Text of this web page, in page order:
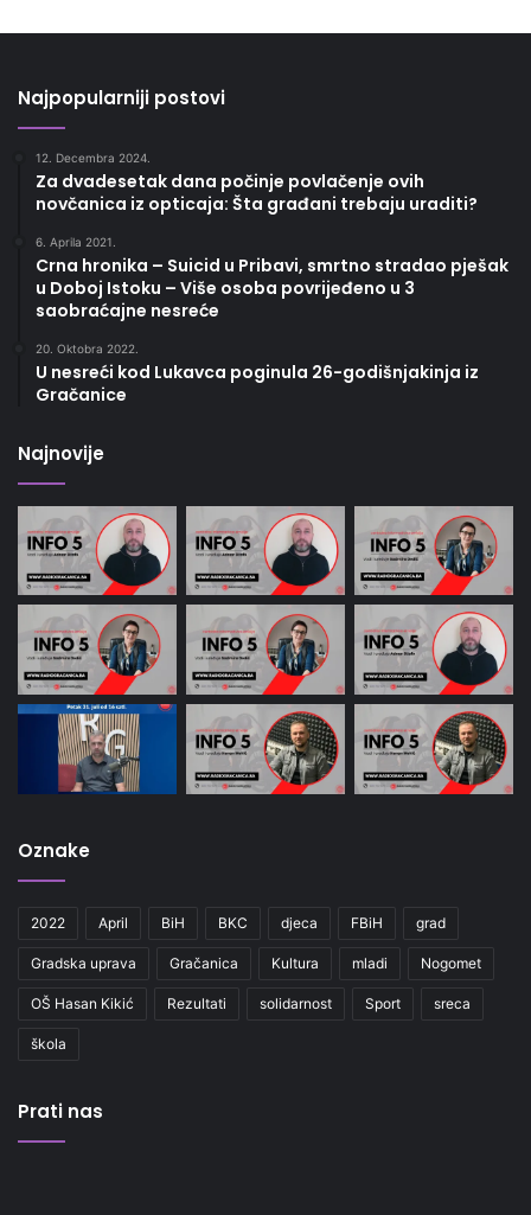
Najpopularniji postovi
12. Decembra 2024.
Za dvadesetak dana počinje povlačenje ovih
novčanica iz opticaja: Šta građani trebaju uraditi?
6. Aprila 2021.
Crna hronika – Suicid u Pribavi, smrtno stradao pješak
u Doboj Istoku – Više osoba povrijeđeno u 3
saobraćajne nesreće
20. Oktobra 2022.
U nesreći kod Lukavca poginula 26-godišnjakinja iz
Gračanice
Najnovije
Oznake
2022 April BiH BKC djeca FBiH grad
Gradska uprava Gračanica Kultura mladi Nogomet
OŠ Hasan Kikić Rezultati solidarnost Sport sreca
škola
Prati nas